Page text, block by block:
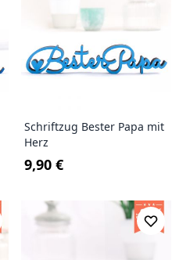
Schriftzug Bester Papa mit
Herz
9,90 €